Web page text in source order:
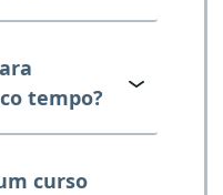
tempo?
curso